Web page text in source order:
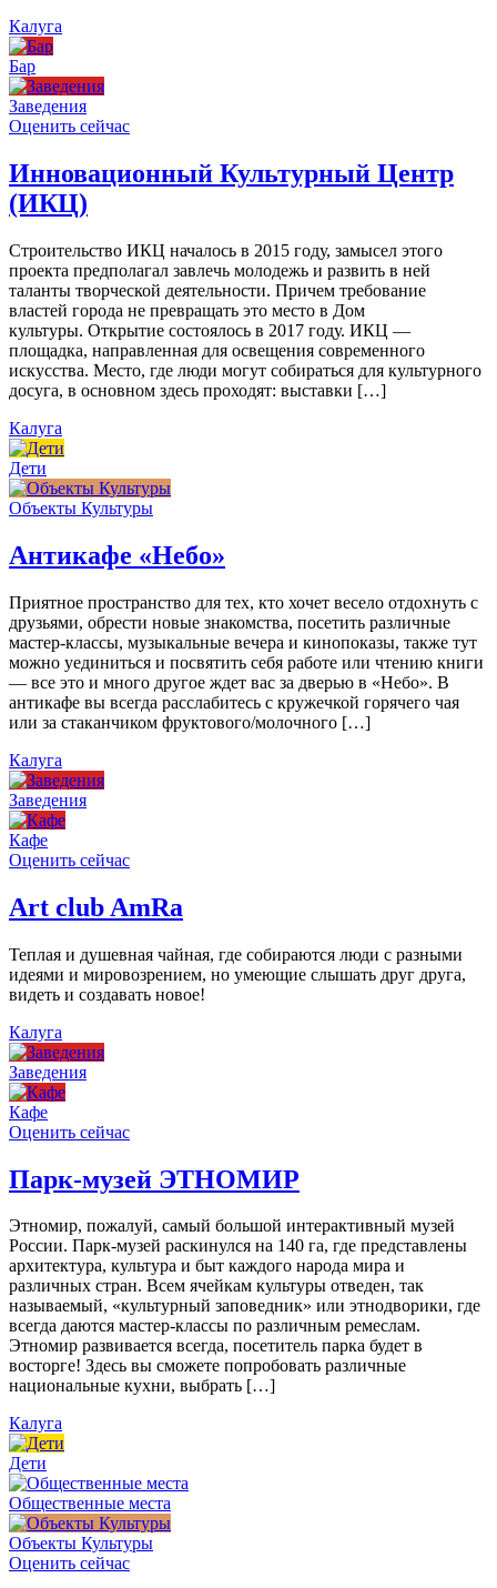
Калуга
Бар
Заведения
Оценить сейчас
Инновационный Культурный Центр
(ИКЦ)
Строительство ИКЦ началось в 2015 году, замысел этого
проекта предполагал завлечь молодежь и развить в ней
таланты творческой деятельности. Причем требование
властей города не превращать это место в Дом
культуры. Открытие состоялось в 2017 году. ИКЦ —
площадка, направленная для освещения современного
искусства. Место, где люди могут собираться для культурного
досуга, в основном здесь проходят: выставки […]
Калуга
Дети
Объекты Культуры
Антикафе «Небо»
Приятное пространство для тех, кто хочет весело отдохнуть с
друзьями, обрести новые знакомства, посетить различные
мастер-классы, музыкальные вечера и кинопоказы, также тут
можно уединиться и посвятить себя работе или чтению книги
— все это и много другое ждет вас за дверью в «Небо». В
антикафе вы всегда расслабитесь с кружечкой горячего чая
или за стаканчиком фруктового/молочного […]
Калуга
Заведения
Кафе
Оценить сейчас
Art сlub AmRa
Теплая и душевная чайная, где собираются люди с разными
идеями и мировозрением, но умеющие слышать друг друга,
видеть и создавать новое!
Калуга
Заведения
Кафе
Оценить сейчас
Парк-музей ЭТНОМИР
Этномир, пожалуй, самый большой интерактивный музей
России. Парк-музей раскинулся на 140 га, где представлены
архитектура, культура и быт каждого народа мира и
различных стран. Всем ячейкам культуры отведен, так
называемый, «культурный заповедник» или этнодворики, где
всегда даются мастер-классы по различным ремеслам.
Этномир развивается всегда, посетитель парка будет в
восторге! Здесь вы сможете попробовать различные
национальные кухни, выбрать […]
Калуга
Дети
Общественные места
Объекты Культуры
Оценить сейчас